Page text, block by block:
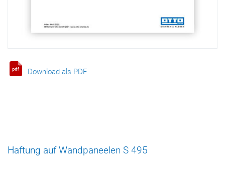
Download als PDF
Haftung auf Wandpaneelen S 495